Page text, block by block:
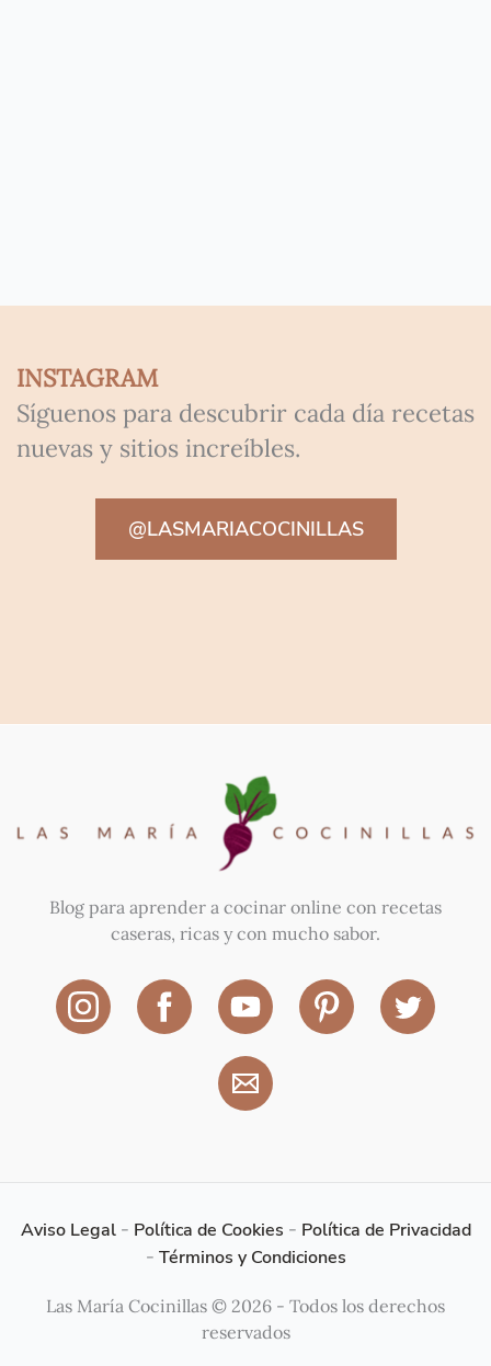
INSTAGRAM
Síguenos para descubrir cada día recetas
nuevas y sitios increíbles.
@LASMARIACOCINILLAS
Blog para aprender a cocinar online con recetas
caseras, ricas y con mucho sabor.
Aviso Legal- Política de Cookies - Política de Privacidad
- Términos y Condiciones
Las María Cocinillas © 2026 - Todos los derechos
reservados